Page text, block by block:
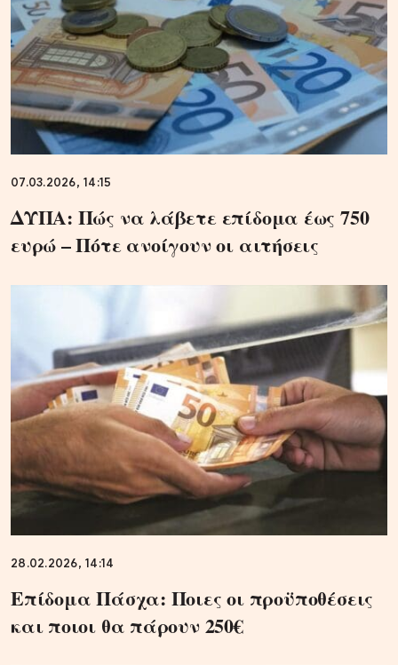
07.03.2026, 14:15
ΔΥΠΑ: Πώς να λάβετε επίδομα έως 750
ευρώ – Πότε ανοίγουν οι αιτήσεις
28.02.2026, 14:14
Επίδομα Πάσχα: Ποιες οι προϋποθέσεις
και ποιοι θα πάρουν 250€